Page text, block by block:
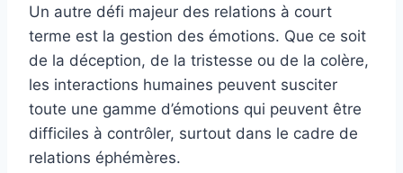
Un autre défi majeur des relations à court
terme est la gestion des émotions. Que ce soit
de la déception, de la tristesse ou de la colère,
les interactions humaines peuvent susciter
toute une gamme d’émotions qui peuvent être
difficiles à contrôler, surtout dans le cadre de
relations éphémères.